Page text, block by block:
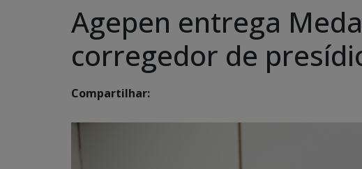
Agepen entrega
corregedor de
Compartilhar: